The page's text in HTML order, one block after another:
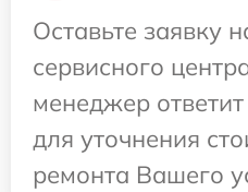
Оставьте заявку
сервисного
менеджер
для уточнения
ремонта Вашего